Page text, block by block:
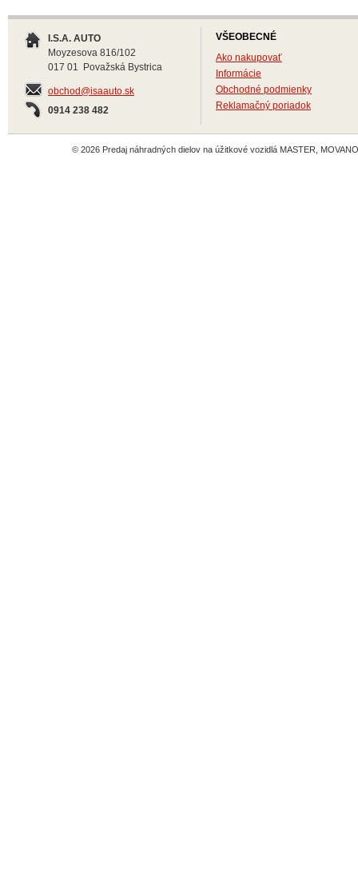
I.S.A. AUTO
Moyzesova 816/102
017 01 Považská Bystrica
obchod@isaauto.sk
0914 238 482
VŠEOBECNÉ
Ako nakupovať
Informácie
Obchodné podmienky
Reklamačný poriadok
© 2026 Predaj náhradných dielov na úžitkové vozidlá MASTER,